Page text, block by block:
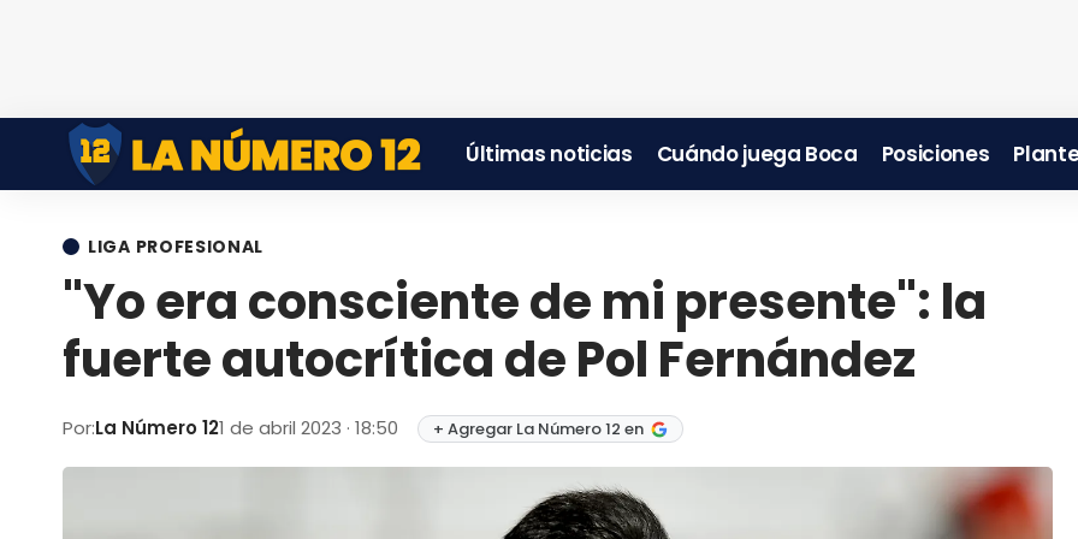
Últimas noticias Cuándo juega Boca Posiciones
LIGA PROFESIONAL
"Yo era consciente de mi presente": la
fuerte autocrítica de Pol Fernández
Por:La Número 121 de abril 2023 · 18:50 + Agregar La Número 12 en